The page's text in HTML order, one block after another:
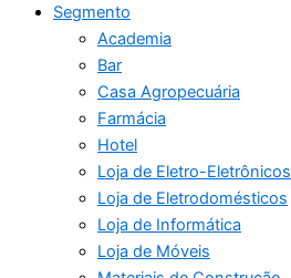
Segmento
Academia
Bar
Casa Agropecuária
Farmácia
Hotel
Loja de Eletro-Eletrônicos
Loja de Eletrodomésticos
Loja de Informática
Loja de Móveis